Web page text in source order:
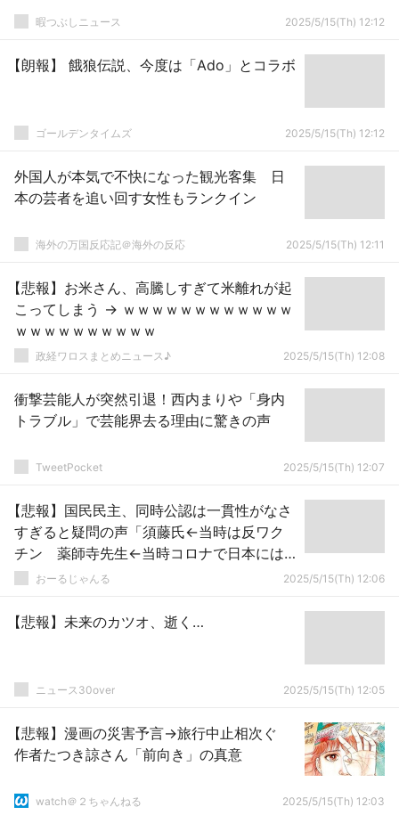
暇つぶしニュース 2025/5/15(Th) 12:12
【朗報】 餓狼伝説、今度は「Ado」とコラボ
ゴールデンタイムズ 2025/5/15(Th) 12:12
外国人が本気で不快になった観光客集 日
本の芸者を追い回す女性もランクイン
海外の万国反応記＠海外の反応 2025/5/15(Th) 12:11
【悲報】お米さん、高騰しすぎて米離れが起
こってしまう → ｗｗｗｗｗｗｗｗｗｗｗｗ
ｗｗｗｗｗｗｗｗｗｗ
政経ワロスまとめニュース♪ 2025/5/15(Th) 12:08
衝撃芸能人が突然引退！西内まりや「身内
トラブル」で芸能界去る理由に驚きの声
TweetPocket 2025/5/15(Th) 12:07
【悲報】国民民主、同時公認は一貫性がなさ
すぎると疑問の声「須藤氏←当時は反ワク
チン 薬師寺先生←当時コロナで日本には
医師が必要と出馬断念」
おーるじゃんる 2025/5/15(Th) 12:06
【悲報】未来のカツオ、逝く…
ニュース30over 2025/5/15(Th) 12:05
【悲報】漫画の災害予言→旅行中止相次ぐ
作者たつき諒さん「前向き」の真意
watch＠２ちゃんねる 2025/5/15(Th) 12:03